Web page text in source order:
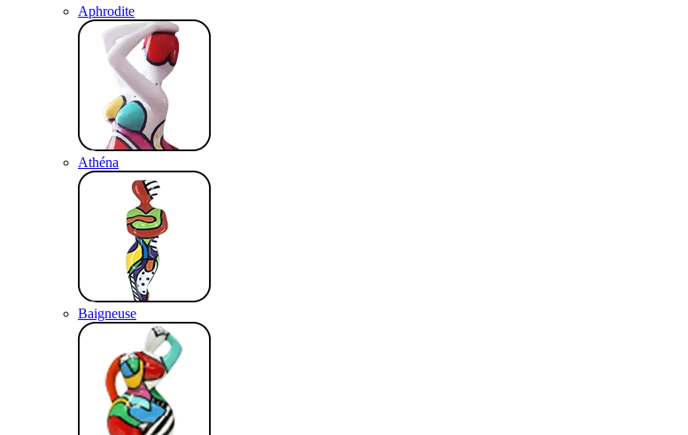
Aphrodite
Athéna
Baigneuse